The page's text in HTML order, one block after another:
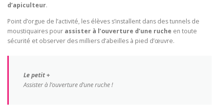
d’apiculteur.
Point d’orgue de l’activité, les élèves s’installent dans des tunnels de
moustiquaires pour assister à l’ouverture d’une ruche en toute
sécurité et observer des milliers d’abeilles à pied d’œuvre.
Le petit +
Assister à l’ouverture d’une ruche !